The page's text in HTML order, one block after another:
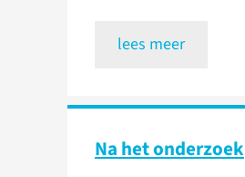
lees meer
Na het onderzoek